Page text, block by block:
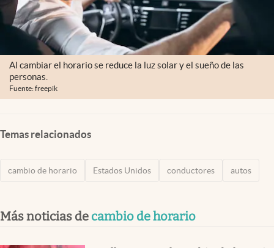
Al cambiar el horario se reduce la luz solar y el sueño de las
personas.
Fuente: freepik
Temas relacionados
cambio de horario Estados Unidos conductores autos
Más noticias de cambio de horario